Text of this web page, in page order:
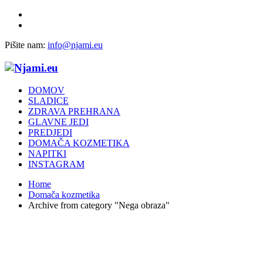
Pišite nam: info@njami.eu
DOMOV
SLADICE
ZDRAVA PREHRANA
GLAVNE JEDI
PREDJEDI
DOMAČA KOZMETIKA
NAPITKI
INSTAGRAM
Home
Domača kozmetika
Archive from category "Nega obraza"